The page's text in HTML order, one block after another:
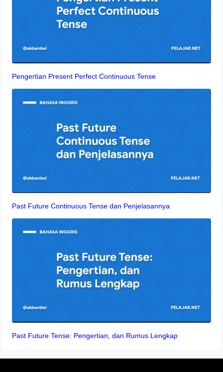
Pengertian Present Perfect Continuous Tense
Past Future Continuous Tense dan Penjelasannya
Past Future Tense: Pengertian, dan Rumus Lengkap